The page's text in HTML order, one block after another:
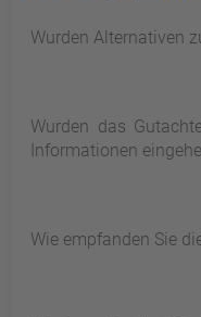
Wurden Alternativen
Wurden das
Informationen
Wie empfanden Sie